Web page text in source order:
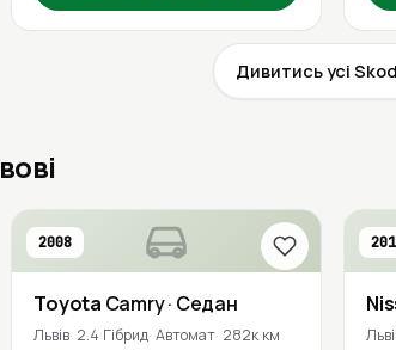
Дивитись усі
2008
Toyota Camry· Седан
Львів 2.4 Гібрид Автомат 282к км